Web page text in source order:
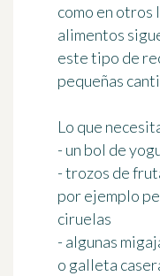
como en otros
alimentos
este tipo de
pequeñas
Lo que
- un bol de
- trozos de
por ejemplo
ciruelas
- algunas
o galleta